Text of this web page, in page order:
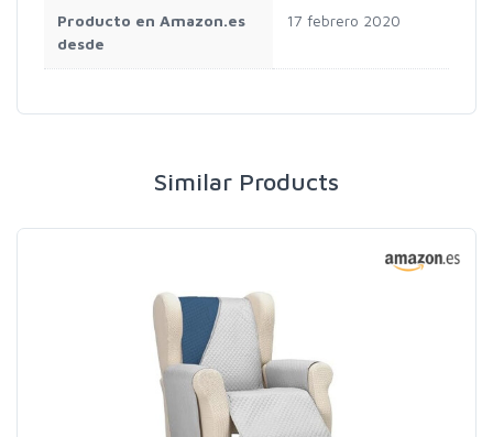
Producto en Amazon.es
desde
17 febrero 2020
Similar Products